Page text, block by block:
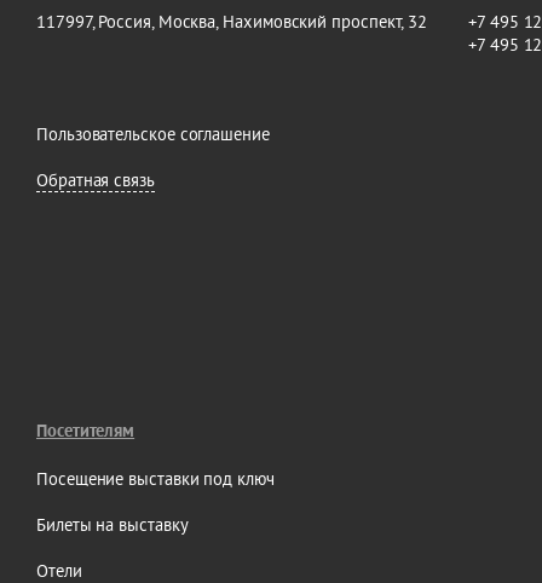
117997, Россия, Москва, Нахимовский проспект, 32
+7 495
+7 495
Пользовательское соглашение
Обратная связь
Посетителям
Посещение выставки под ключ
Билеты на выставку
Отели